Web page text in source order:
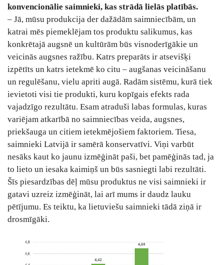
konvencionālie saimnieki, kas strādā lielās platībās.
– Jā, mūsu produkcija der dažādām saimniecībām, un
katrai mēs piemeklējam tos produktu salikumus, kas
konkrētajā augsnē un kultūrām būs visnoderīgākie un
veicinās augsnes ražību. Katrs preparāts ir atsevišķi
izpētīts un katrs ietekmē ko citu – augšanas veicināšanu
un regulēšanu, vielu apriti augā. Radām sistēmu, kurā tiek
ievietoti visi tie produkti, kuru kopīgais efekts rada
vajadzīgo rezultātu. Esam atraduši labas formulas, kuras
variējam atkarībā no saimniecības veida, augsnes,
priekšauga un citiem ietekmējošiem faktoriem. Tiesa,
saimnieki Latvijā ir samērā konservatīvi. Viņi varbūt
nesāks kaut ko jaunu izmēģināt paši, bet pamēģinās tad, ja
to lieto un iesaka kaimiņš un būs sasniegti labi rezultāti.
Šīs piesardzības dēļ mūsu produktus ne visi saimnieki ir
gatavi uzreiz izmēģināt, lai arī mums ir daudz lauku
pētījumu. Es teiktu, ka lietuviešu saimnieki tādā ziņā ir
drosmīgāki.